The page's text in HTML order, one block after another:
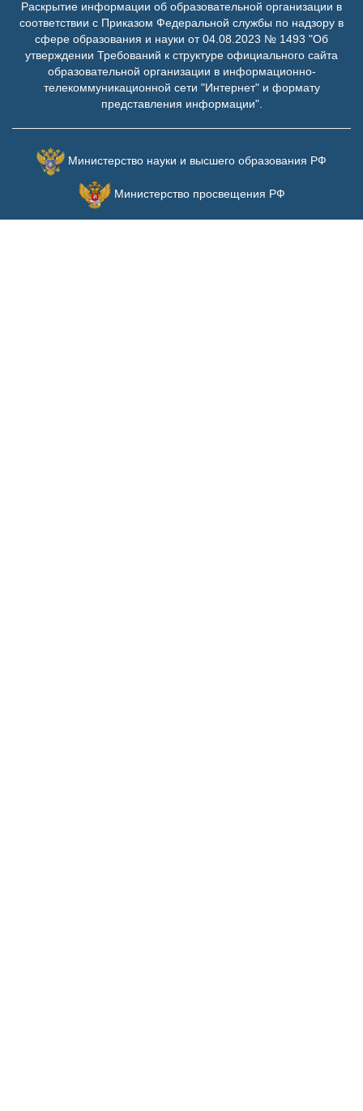
Раскрытие информации об образовательной организации в
соответствии с Приказом Федеральной службы по надзору в
сфере образования и науки от 04.08.2023 № 1493 "Об
утверждении Требований к структуре официального сайта
образовательной организации в информационно-
телекоммуникационной сети "Интернет" и формату
представления информации".
Министерство науки и высшего образования РФ
Министерство просвещения РФ